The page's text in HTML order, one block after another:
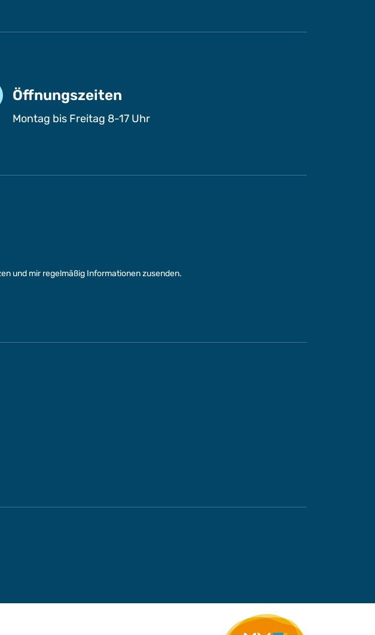
Öffnungszeiten
Montag bis Freitag 8-17 Uhr
und mir regelmäßig Informationen zusenden.